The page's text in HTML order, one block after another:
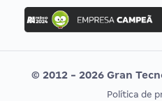
Concurso Ibama
Concurso MPU
Editais publicados
© 2012 - 2026 Gran
Política de